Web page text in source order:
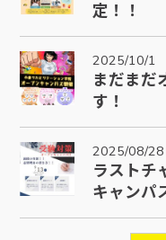
定！！
2025/10/1
まだまだ
す！
2025/08/28
ラストチ
キャンパ